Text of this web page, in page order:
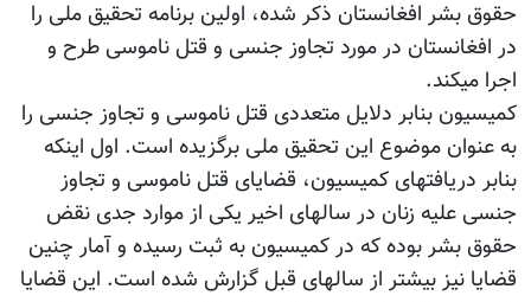
حقوق بشر افغانستان ذکر شده، اولین برنامه تحقیق ملی را
در افغانستان در مورد تجاوز جنسی و قتل ناموسی طرح و
اجرا می‫کند.
کمیسیون بنابر دلایل متعددی قتل ناموسی و تجاوز جنسی را
به عنوان موضوع این تحقیق ملی برگزیده است. اول اینکه
بنابر دریافت‫های کمیسیون، قضایای قتل ناموسی و تجاوز
جنسی علیه زنان در سال‫های اخیر یکی از موارد جدی نقض
حقوق بشر بوده که در کمیسیون به ثبت رسیده و آمار چنین
قضایا نیز بیشتر از سال‫های قبل گزارش شده است. این قضایا